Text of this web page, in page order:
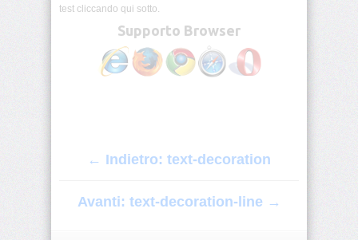
mode
background-
test cliccando qui sotto.
Supporto Browser
← Indietro: text-decoration
Avanti: text-decoration-line →